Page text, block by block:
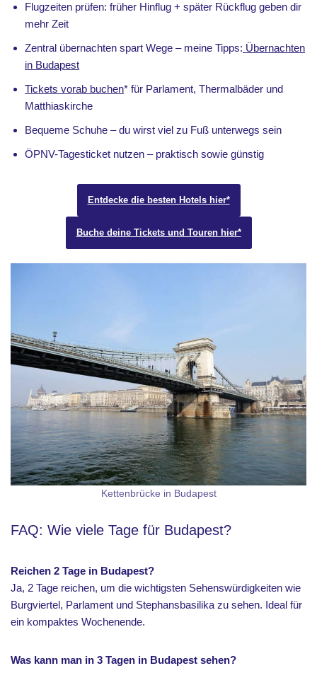
Flugzeiten prüfen: früher Hinflug + später Rückflug geben dir
mehr Zeit
Zentral übernachten spart Wege – meine Tipps: Übernachten
in Budapest
Tickets vorab buchen* für Parlament, Thermalbäder und
Matthiaskirche
Bequeme Schuhe – du wirst viel zu Fuß unterwegs sein
ÖPNV-Tagesticket nutzen – praktisch sowie günstig
Entdecke die besten Hotels hier*
Buche deine Tickets und Touren hier*
Kettenbrücke in Budapest
FAQ: Wie viele Tage für Budapest?
Reichen 2 Tage in Budapest?
Ja, 2 Tage reichen, um die wichtigsten Sehenswürdigkeiten wie
Burgviertel, Parlament und Stephansbasilika zu sehen. Ideal für
ein kompaktes Wochenende.
Was kann man in 3 Tagen in Budapest sehen?